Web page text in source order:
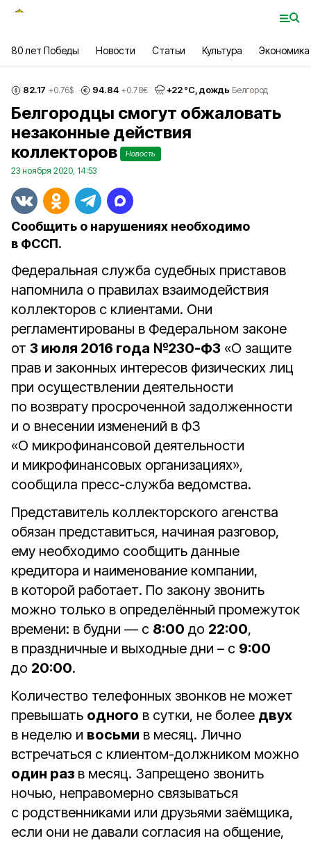
80 лет Победы Новости Статьи Культура Экономика
82.17 +0.76$ 94.84 +0.78€ +22°С, дождь Белгород
Белгородцы смогут обжаловать
незаконные действия
коллекторов
Новость
23 ноября 2020, 14:53
Сообщить о нарушениях необходимо
в ФССП.
Федеральная служба судебных приставов
напомнила о правилах взаимодействия
коллекторов с клиентами. Они
регламентированы в Федеральном законе
от 3 июля 2016 года №230-ФЗ «О защите
прав и законных интересов физических лиц
при осуществлении деятельности
по возврату просроченной задолженности
и о внесении изменений в ФЗ
«О микрофинансовой деятельности
и микрофинансовых организациях»,
сообщила пресс-служба ведомства.
Представитель коллекторского агенства
обязан представиться, начиная разговор,
ему необходимо сообщить данные
кредитора и наименование компании,
в которой работает. По закону звонить
можно только в определённый промежуток
времени: в будни — с 8:00 до 22:00,
в праздничные и выходные дни ­– с 9:00
до 20:00.
Количество телефонных звонков не может
превышать одного в сутки, не более двух
в неделю и восьми в месяц. Лично
встречаться с клиентом-должником можно
один раз в месяц. Запрещено звонить
ночью, неправомерно связываться
с родственниками или друзьями заёмщика,
если они не давали согласия на общение,